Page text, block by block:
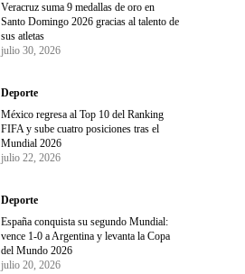
Veracruz suma 9 medallas de oro en
Santo Domingo 2026 gracias al talento de
sus atletas
julio 30, 2026
Deporte
México regresa al Top 10 del Ranking
FIFA y sube cuatro posiciones tras el
Mundial 2026
julio 22, 2026
Deporte
España conquista su segundo Mundial:
vence 1-0 a Argentina y levanta la Copa
del Mundo 2026
julio 20, 2026